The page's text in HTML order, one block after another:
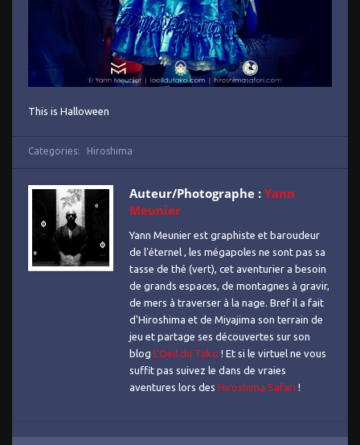
This is Halloween
Categories: Hiroshima
Auteur/Photographe : Yann
Meunier
Yann Meunier est graphiste et baroudeur
de l'éternel , les mégapoles ne sont pas sa
tasse de thé (vert), cet aventurier a besoin
de grands espaces, de montagnes à gravir,
de mers à traverser à la nage. Bref il a fait
d'Hiroshima et de Miyajima son terrain de
jeu et partage ses découvertes sur son
blog L'Oeil du Tako ! Et si le virtuel ne vous
suffit pas suivez le dans de vraies
aventures lors des Hiroshima Safari !